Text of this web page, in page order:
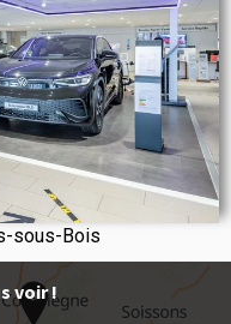
sous-Bois
voir !